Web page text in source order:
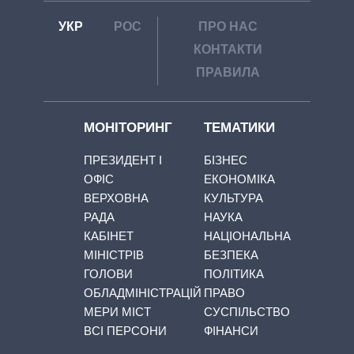
УКР РОС
ПРО НАС
КОНТАКТИ
ПРАВИЛА
МОНІТОРИНГ
ПРЕЗИДЕНТ І
ОФІС
ВЕРХОВНА
РАДА
КАБІНЕТ
МІНІСТРІВ
ГОЛОВИ
ОБЛАДМІНІСТРАЦІЙ
МЕРИ МІСТ
ВСІ ПЕРСОНИ
ТЕМАТИКИ
БІЗНЕС
ЕКОНОМІКА
КУЛЬТУРА
НАУКА
НАЦІОНАЛЬНА
БЕЗПЕКА
ПОЛІТИКА
ПРАВО
СУСПІЛЬСТВО
ФІНАНСИ